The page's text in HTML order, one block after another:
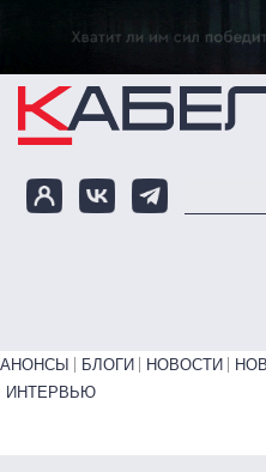
Перейти к основному
Primary links bottom
АНОНСЫ БЛОГИ НОВОСТИ
ИНТЕРВЬЮ